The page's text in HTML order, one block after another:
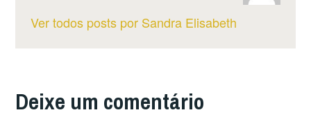
Ver todos posts por Sandra Elisabeth
Deixe um comentário